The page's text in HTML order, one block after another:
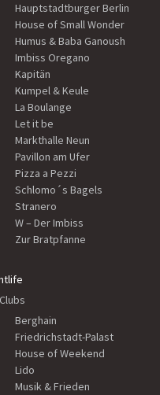
Hauptstadtburger Berlin
House of Small Wonder
Humus & Baba Ganoush
Imbiss Oregano
Kapitän
Kumpel & Keule
La Boulange
Let it be
Markthalle Neun
Pavillon am Ufer
Pizza a Pezzi
Schlomo´s Bagels
Stranero
W – Der Imbiss
Zur Bratpfanne
Clubs
Berghain
Friedrichstadt-Palast
House of Weekend
Lido
Musik & Frieden